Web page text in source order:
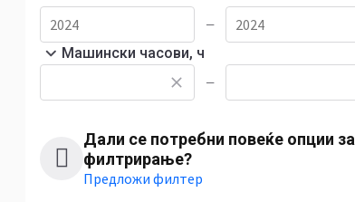
—
Машински часови, ч
—
Дали се потребни повеќе опции за
филтрирање?
Предложи филтер